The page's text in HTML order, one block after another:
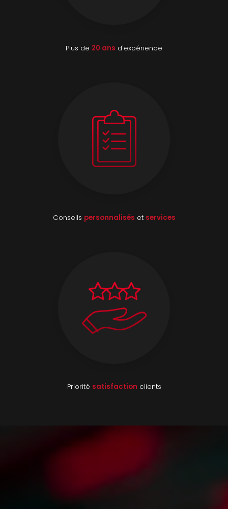
Plus de 20 ans d'expérience
Conseils personnalisés et services
Priorité satisfaction clients